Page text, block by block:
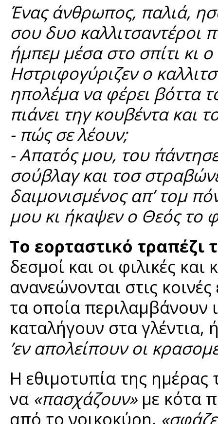
Ένας άνθρωπος, παλιά,
σου δυο καλλιτσαντέροι
ήμπεμ μέσα στο σπίτι κι
Ηστριφογύριζεν ο
ηπολέμα να φέρει βόττα
πιάνει τηγ κουβέντα και
- πώς σε λέουν;
- Απατός μου, του
σούβλαγ και τοσ
δαιμονισμένος απ’ τομ
μου κι ήκαψεν ο Θεός το
Το εορταστικό τραπέζι
δεσμοί και οι φιλικές
ανανεώνονται στις
τα οποία περιλαμβάνουν
καταλήγουν στα γλέντια,
’εν απολείπουν οι
Η εθιμοτυπία της ημέρας
να «πασχάζουν»με κότα
από το νοικοκύρη,